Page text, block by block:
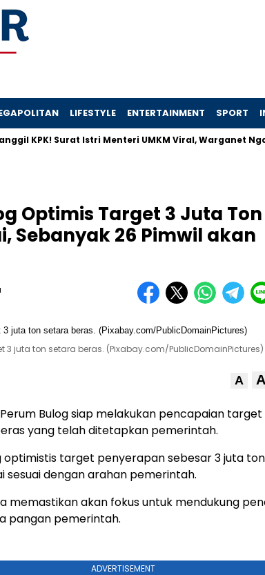
LIFESTYLE ENTERTAINMENT SPORT
Surat Istri Menteri UMKM Viral, Warganet Ngamuk
Optimis Target 3 Juta Ton
Sebanyak 26 Pimwil akan
juta ton setara beras. (Pixabay.com/PublicDomainPictures)
A A
Bulog siap melakukan pencapaian target
yang telah ditetapkan pemerintah.
optimistis target penyerapan sebesar 3 juta
sesuai dengan arahan pemerintah.
memastikan akan fokus untuk mendukung
pangan pemerintah.
ADVERTISEMENT